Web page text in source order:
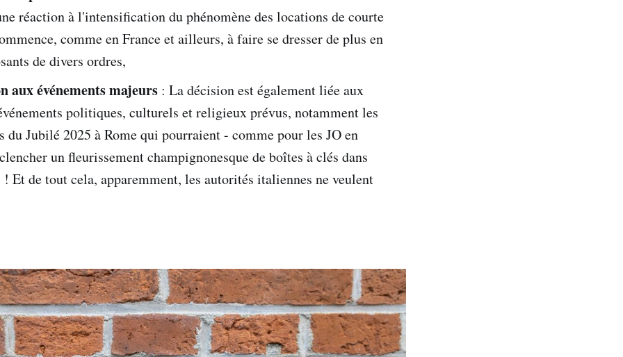
réaction à l'intensification du phénomène des locations de courte
comme en France et ailleurs, à faire se dresser de plus en
de divers ordres,
aux événements majeurs : La décision est également liée aux
politiques, culturels et religieux prévus, notamment les
du Jubilé 2025 à Rome qui pourraient - comme pour les JO en
un fleurissement champignonesque de boîtes à clés dans
Et de tout cela, apparemment, les autorités italiennes ne veulent